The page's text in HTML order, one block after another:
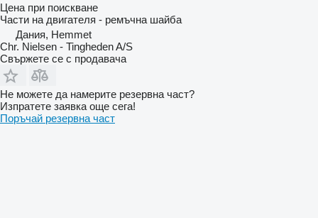
Цена при поискване
Части на двигателя - ремъчна шайба
Дания, Hemmet
Chr. Nielsen - Tingheden A/S
Свържете се с продавача
Не можете да намерите резервна част?
Изпратете заявка още сега!
Поръчай резервна част